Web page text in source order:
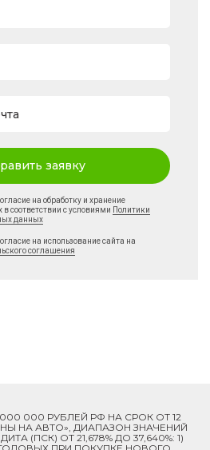
заявку
на обработку и хранение
соответствии с условиями Политики
данных
на использование сайта на
соглашения
000 РУБЛЕЙ РФ НА СРОК ОТ 12
НА АВТО», ДИАПАЗОН ЗНАЧЕНИЙ
(ПСК) ОТ 21,678% ДО 37,640%: 1)